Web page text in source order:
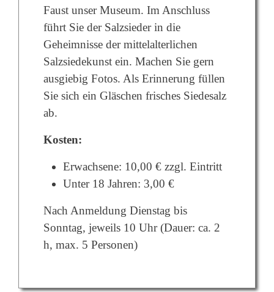
Faust unser Museum. Im Anschluss
führt Sie der Salzsieder in die
Geheimnisse der mittelalterlichen
Salzsiedekunst ein. Machen Sie gern
ausgiebig Fotos. Als Erinnerung füllen
Sie sich ein Gläschen frisches Siedesalz
ab.
Kosten:
Erwachsene: 10,00 € zzgl. Eintritt
Unter 18 Jahren: 3,00 €
Nach Anmeldung Dienstag bis
Sonntag, jeweils 10 Uhr (Dauer: ca. 2
h, max. 5 Personen)